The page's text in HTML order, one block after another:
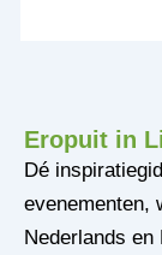
Eropuit in
Dé
evenementen,
Nederlands en